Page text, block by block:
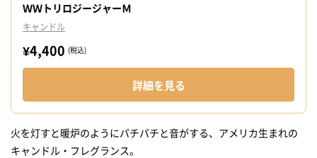
ＷＷトリロジージャーＭ
キャンドル
¥4,400 (税込)
詳細を見る
火を灯すと暖炉のようにパチパチと音がする、アメリカ生まれの
キャンドル・フレグランス。